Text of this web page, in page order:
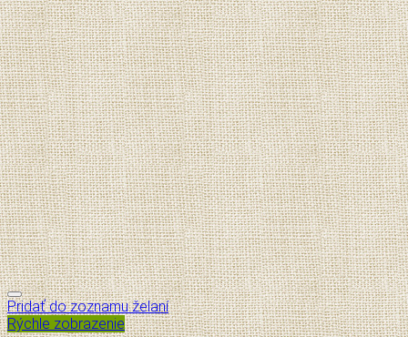
Pridať do zoznamu želaní
Rýchle zobrazenie